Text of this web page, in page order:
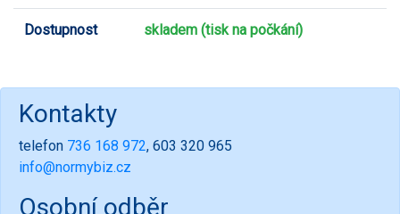
Dostupnost skladem (tisk na počkání)
Kontakty
telefon 736 168 972, 603 320 965
info@normybiz.cz
Osobní odběr